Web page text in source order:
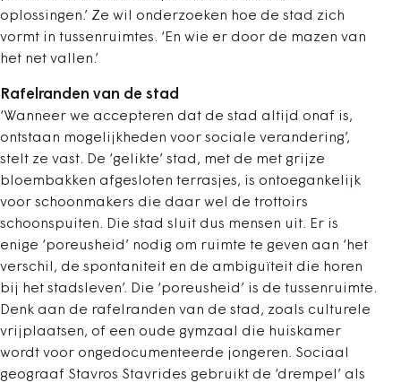
oplossingen.’ Ze wil onderzoeken hoe de stad zich
vormt in tussenruimtes. ‘En wie er door de mazen van
het net vallen.’
Rafelranden van de stad
‘Wanneer we accepteren dat de stad altijd onaf is,
ontstaan mogelijkheden voor sociale verandering’,
stelt ze vast. De ‘gelikte’ stad, met de met grijze
bloembakken afgesloten terrasjes, is ontoegankelijk
voor schoonmakers die daar wel de trottoirs
schoonspuiten. Die stad sluit dus mensen uit. Er is
enige ‘poreusheid’ nodig om ruimte te geven aan ‘het
verschil, de spontaniteit en de ambiguïteit die horen
bij het stadsleven’. Die ‘poreusheid’ is de tussenruimte.
Denk aan de rafelranden van de stad, zoals culturele
vrijplaatsen, of een oude gymzaal die huiskamer
wordt voor ongedocumenteerde jongeren. Sociaal
geograaf Stavros Stavrides gebruikt de ‘drempel’ als